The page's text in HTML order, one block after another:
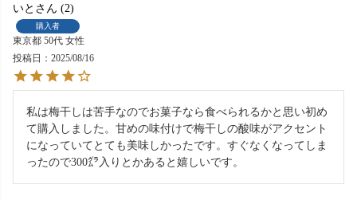
いと 2
購入者
東京都 50代 女性
投稿日
2025/08/16
私は梅干しは苦手なのでお菓子なら食べられるかと思い初め
て購入しました。甘めの味付けで梅干しの酸味がアクセント
になっていてとても美味しかったです。すぐなくなってしま
ったので300㌘入りとかあると嬉しいです。